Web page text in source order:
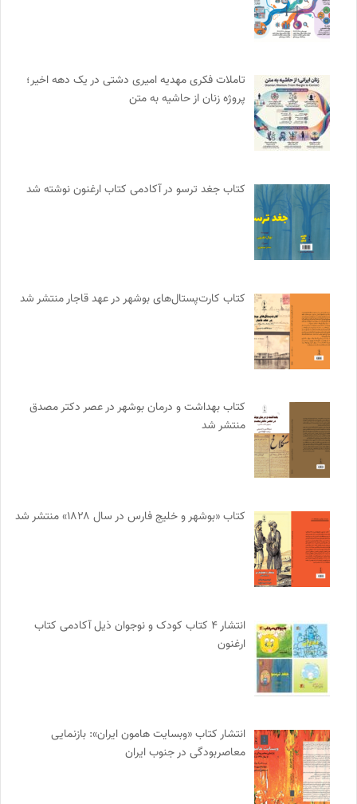
تاملات فکری مهدیه امیری دشتی در یک دهه اخیر؛
پروژه زنان از حاشیه به متن
کتاب جغد ترسو در آکادمی کتاب ارغنون نوشته شد
کتاب کارت‌پستال‌های بوشهر در عهد قاجار منتشر شد
کتاب بهداشت و درمان بوشهر در عصر دکتر مصدق
منتشر شد
کتاب «بوشهر و خلیج فارس در سال ۱۸۲۸» منتشر شد
انتشار ۴ کتاب کودک و نوجوان ذیل آکادمی کتاب
ارغنون
انتشار کتاب «وبسایت هامون ایران»: بازنمایی
معاصربودگی در جنوب ایران